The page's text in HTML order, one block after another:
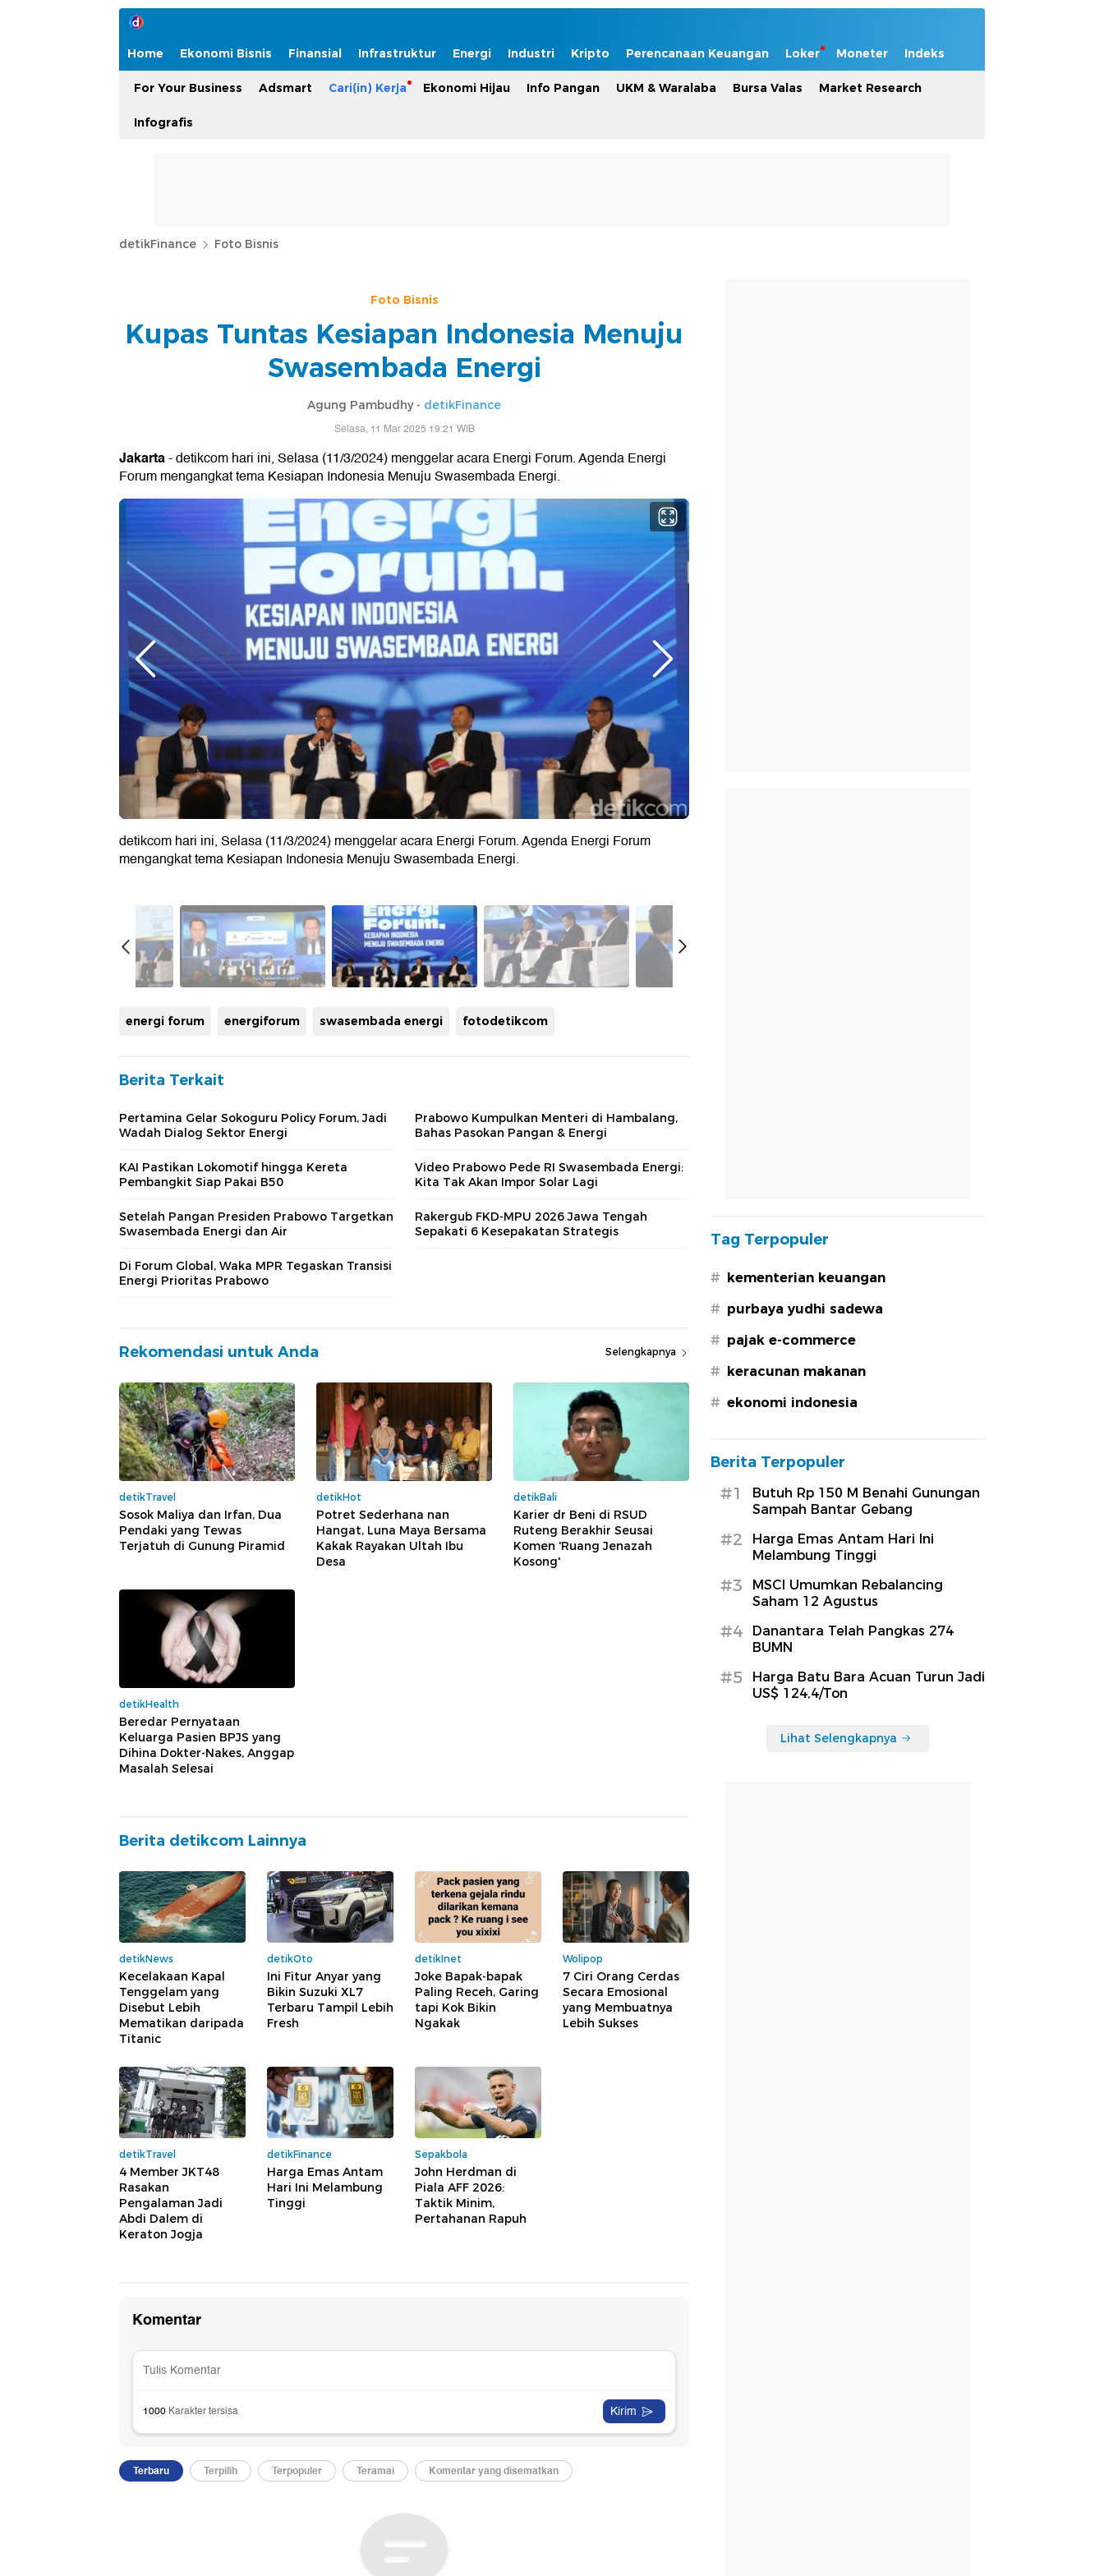
Home Ekonomi Bisnis Finansial Infrastruktur Energi Industri Kripto Perencanaan Keuangan Loker Moneter Indeks
For Your Business Adsmart Cari(in) Kerja Ekonomi Hijau Info Pangan UKM & Waralaba Bursa Valas Market Research
Infografis
detikFinance Foto Bisnis
Foto Bisnis
Kupas Tuntas Kesiapan Indonesia Menuju
Swasembada Energi
Agung Pambudhy - detikFinance
Selasa, 11 Mar 2025 19:21 WIB
Jakarta- detikcom hari ini, Selasa (11/3/2024) menggelar acara Energi Forum. Agenda Energi
Forum mengangkat tema Kesiapan Indonesia Menuju Swasembada Energi.
detikcom hari ini, Selasa (11/3/2024) menggelar acara Energi Forum. Agenda Energi Forum
mengangkat tema Kesiapan Indonesia Menuju Swasembada Energi.
energi forum energiforum swasembada energi fotodetikcom
Berita Terkait
Pertamina Gelar Sokoguru Policy Forum, Jadi
Wadah Dialog Sektor Energi
Prabowo Kumpulkan Menteri di Hambalang,
Bahas Pasokan Pangan & Energi
KAI Pastikan Lokomotif hingga Kereta
Pembangkit Siap Pakai B50
Video Prabowo Pede RI Swasembada Energi:
Kita Tak Akan Impor Solar Lagi
Setelah Pangan Presiden Prabowo Targetkan
Swasembada Energi dan Air
Rakergub FKD-MPU 2026 Jawa Tengah
Sepakati 6 Kesepakatan Strategis
Di Forum Global, Waka MPR Tegaskan Transisi
Energi Prioritas Prabowo
Rekomendasi untuk Anda Selengkapnya
detikTravel
Sosok Maliya dan Irfan, Dua
Pendaki yang Tewas
Terjatuh di Gunung Piramid
detikHot
Potret Sederhana nan
Hangat, Luna Maya Bersama
Kakak Rayakan Ultah Ibu
Desa
detikBali
Karier dr Beni di RSUD
Ruteng Berakhir Seusai
Komen 'Ruang Jenazah
Kosong'
detikHealth
Beredar Pernyataan
Keluarga Pasien BPJS yang
Dihina Dokter-Nakes, Anggap
Masalah Selesai
Berita detikcom Lainnya
detikNews
Kecelakaan Kapal
Tenggelam yang
Disebut Lebih
Mematikan daripada
Titanic
detikOto
Ini Fitur Anyar yang
Bikin Suzuki XL7
Terbaru Tampil Lebih
Fresh
detikInet
Joke Bapak-bapak
Paling Receh, Garing
tapi Kok Bikin
Ngakak
Wolipop
7 Ciri Orang Cerdas
Secara Emosional
yang Membuatnya
Lebih Sukses
detikTravel
4 Member JKT48
Rasakan
Pengalaman Jadi
Abdi Dalem di
Keraton Jogja
detikFinance
Harga Emas Antam
Hari Ini Melambung
Tinggi
Sepakbola
John Herdman di
Piala AFF 2026:
Taktik Minim,
Pertahanan Rapuh
Tag Terpopuler
# kementerian keuangan
# purbaya yudhi sadewa
# pajak e-commerce
# keracunan makanan
# ekonomi indonesia
Berita Terpopuler
#1
Butuh Rp 150 M Benahi Gunungan
Sampah Bantar Gebang
#2
Harga Emas Antam Hari Ini
Melambung Tinggi
#3
MSCI Umumkan Rebalancing
Saham 12 Agustus
#4
Danantara Telah Pangkas 274
BUMN
#5
Harga Batu Bara Acuan Turun Jadi
US$ 124,4/Ton
Lihat Selengkapnya